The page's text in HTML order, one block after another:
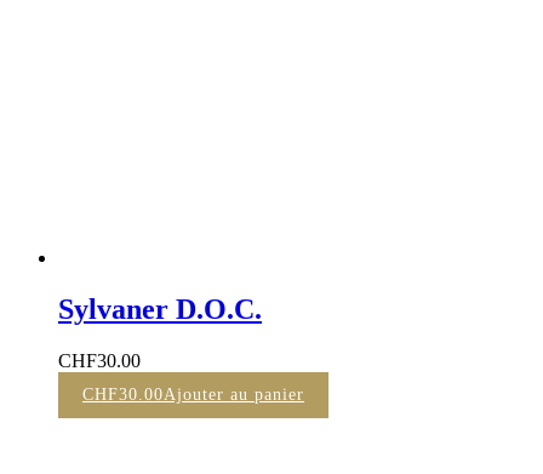
Sylvaner D.O.C.
CHF30.00
CHF30.00Ajouter au panier